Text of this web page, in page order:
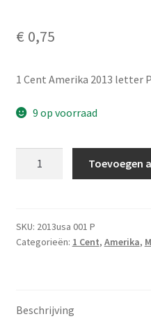
€ 0,75
1 Cent Amerika 2013 letter P
9 op voorraad
aantal
Toevoegen
SKU: 2013usa 001 P
Categorieën: 1 Cent, Amerika,
Beschrijving